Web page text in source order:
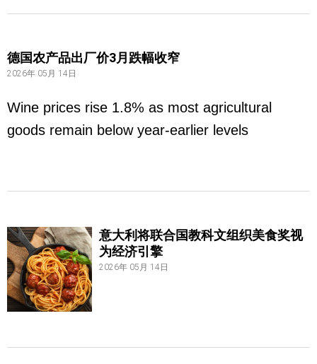
德国农产品出厂价3月跌幅收窄
2026年 05月 14日
Wine prices rise 1.8% as most agricultural
goods remain below year-earlier levels
意大利将联合国教科文组织美食奖视
为经济引擎
2026年 05月 14日